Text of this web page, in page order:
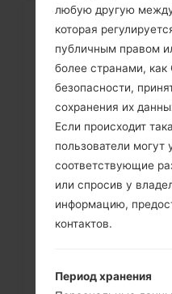
Как удалить
телефона
любую другую
которая
публичным правом
более странами,
безопасности,
сохранения их
Если происходит
пользователи могут
соответствующие
или спросив у
информацию,
контактов.
Период хранения